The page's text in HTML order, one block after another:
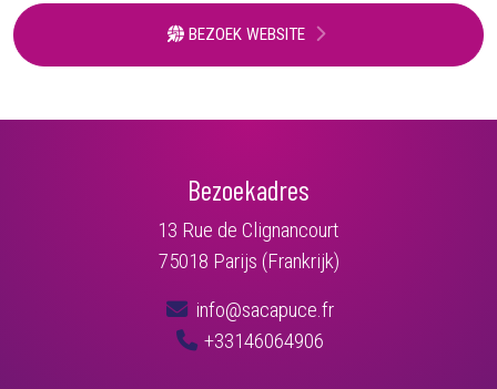
BEZOEK WEBSITE
Bezoekadres
13 Rue de Clignancourt
75018 Parijs (Frankrijk)
info@sacapuce.fr
+33146064906